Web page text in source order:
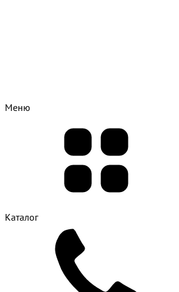
Меню
Каталог